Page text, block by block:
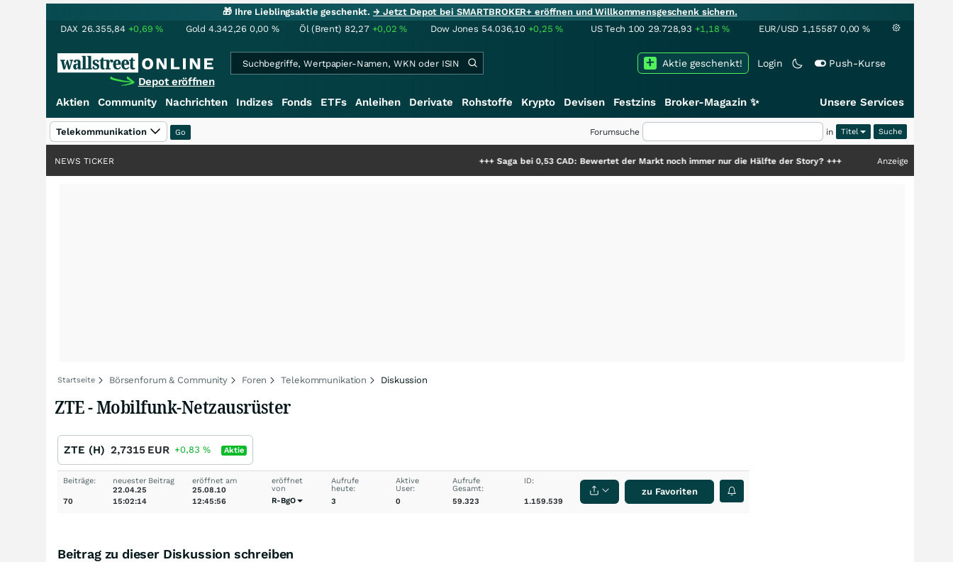
🎁 Ihre Lieblingsaktie geschenkt.→ Jetzt Depot bei SMARTBROKER+ eröffnen und Willkommensgeschenk sichern.
DAX 26.355,84 +0,69% Gold 4.342,26 0,00 % Öl (Brent) 82,27 +0,02% Dow Jones 54.036,10 +0,25% US Tech 100 29.728,93 +1,18% EUR/USD 1,15587 0,00 %
Depot eröffnen
Login Push-Kurse
Aktie geschenkt!
Aktien Community Nachrichten Indizes Fonds ETFs Anleihen Derivate Rohstoffe Krypto Devisen Festzins Broker-Magazin ✨ Unsere Services
Telekommunikation Forumsuche in Titel
Saga bei 0,53 CAD: Bewertet der Markt noch immer nur die Hälfte der Story?+++ Anzeige
NEWS TICKER
Startseite Börsenforum & Community Foren Telekommunikation Diskussion
ZTE - Mobilfunk-Netzausrüster
ZTE (H) 2,7315 EUR +0,83 % Aktie
Beiträge:
70
neuester Beitrag
22.04.25
15:02:14
eröffnet am
25.08.10
12:45:56
eröffnet
von
R-BgO
Aufrufe
heute:
3
Aktive
User:
0
Aufrufe
Gesamt:
59.323
ID:
1.159.539
zu Favoriten
Beitrag zu dieser Diskussion schreiben